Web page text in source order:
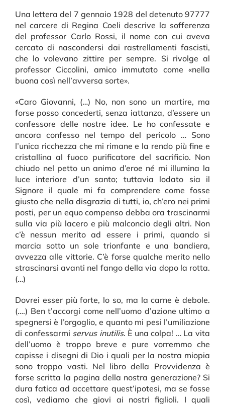
Una lettera del 7 gennaio 1928 del detenuto 97777
nel carcere di Regina Coeli descrive la sofferenza
del professor Carlo Rossi, il nome con cui aveva
cercato di nascondersi dai rastrellamenti fascisti,
che lo volevano zittire per sempre. Si rivolge al
professor Ciccolini, amico immutato come «nella
buona così nell’avversa sorte».
«Caro Giovanni, (…) No, non sono un martire, ma
forse posso concederti, senza iattanza, d’essere un
confessore delle nostre idee. Le ho confessate e
ancora confesso nel tempo del pericolo … Sono
l’unica ricchezza che mi rimane e la rendo più fine e
cristallina al fuoco purificatore del sacrificio. Non
chiudo nel petto un animo d’eroe né mi illumina la
luce interiore d’un santo; tuttavia lodato sia il
Signore il quale mi fa comprendere come fosse
giusto che nella disgrazia di tutti, io, ch’ero nei primi
posti, per un equo compenso debba ora trascinarmi
sulla via più lacero e più malconcio degli altri. Non
c’è nessun merito ad essere i primi, quando si
marcia sotto un sole trionfante e una bandiera,
avvezza alle vittorie. C’è forse qualche merito nello
strascinarsi avanti nel fango della via dopo la rotta.
(…)
Dovrei esser più forte, lo so, ma la carne è debole.
(….) Ben t’accorgi come nell’uomo d’azione ultimo a
spegnersi è l’orgoglio, e quanto mi pesi l’umiliazione
di confessarmi servus inutilis. È una colpa! … La vita
dell’uomo è troppo breve e pure vorremmo che
capisse i disegni di Dio i quali per la nostra miopia
sono troppo vasti. Nel libro della Provvidenza è
forse scritta la pagina della nostra generazione? Si
dura fatica ad accettare quest’ipotesi, ma se fosse
così, vediamo che giovi ai nostri figlioli. I quali